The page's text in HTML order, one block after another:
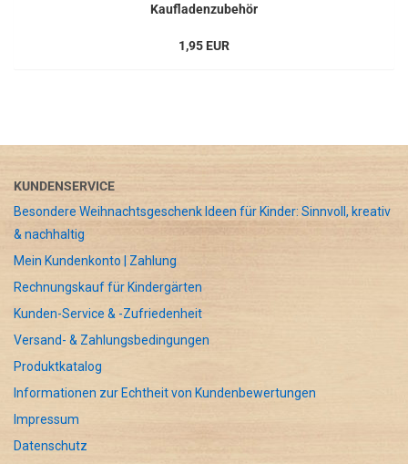
Kaufladenzubehör
1,95 EUR
KUNDENSERVICE
Besondere Weihnachtsgeschenk Ideen für Kinder: Sinnvoll, kreativ
& nachhaltig
Mein Kundenkonto | Zahlung
Rechnungskauf für Kindergärten
Kunden-Service & -Zufriedenheit
Versand- & Zahlungsbedingungen
Produktkatalog
Informationen zur Echtheit von Kundenbewertungen
Impressum
Datenschutz